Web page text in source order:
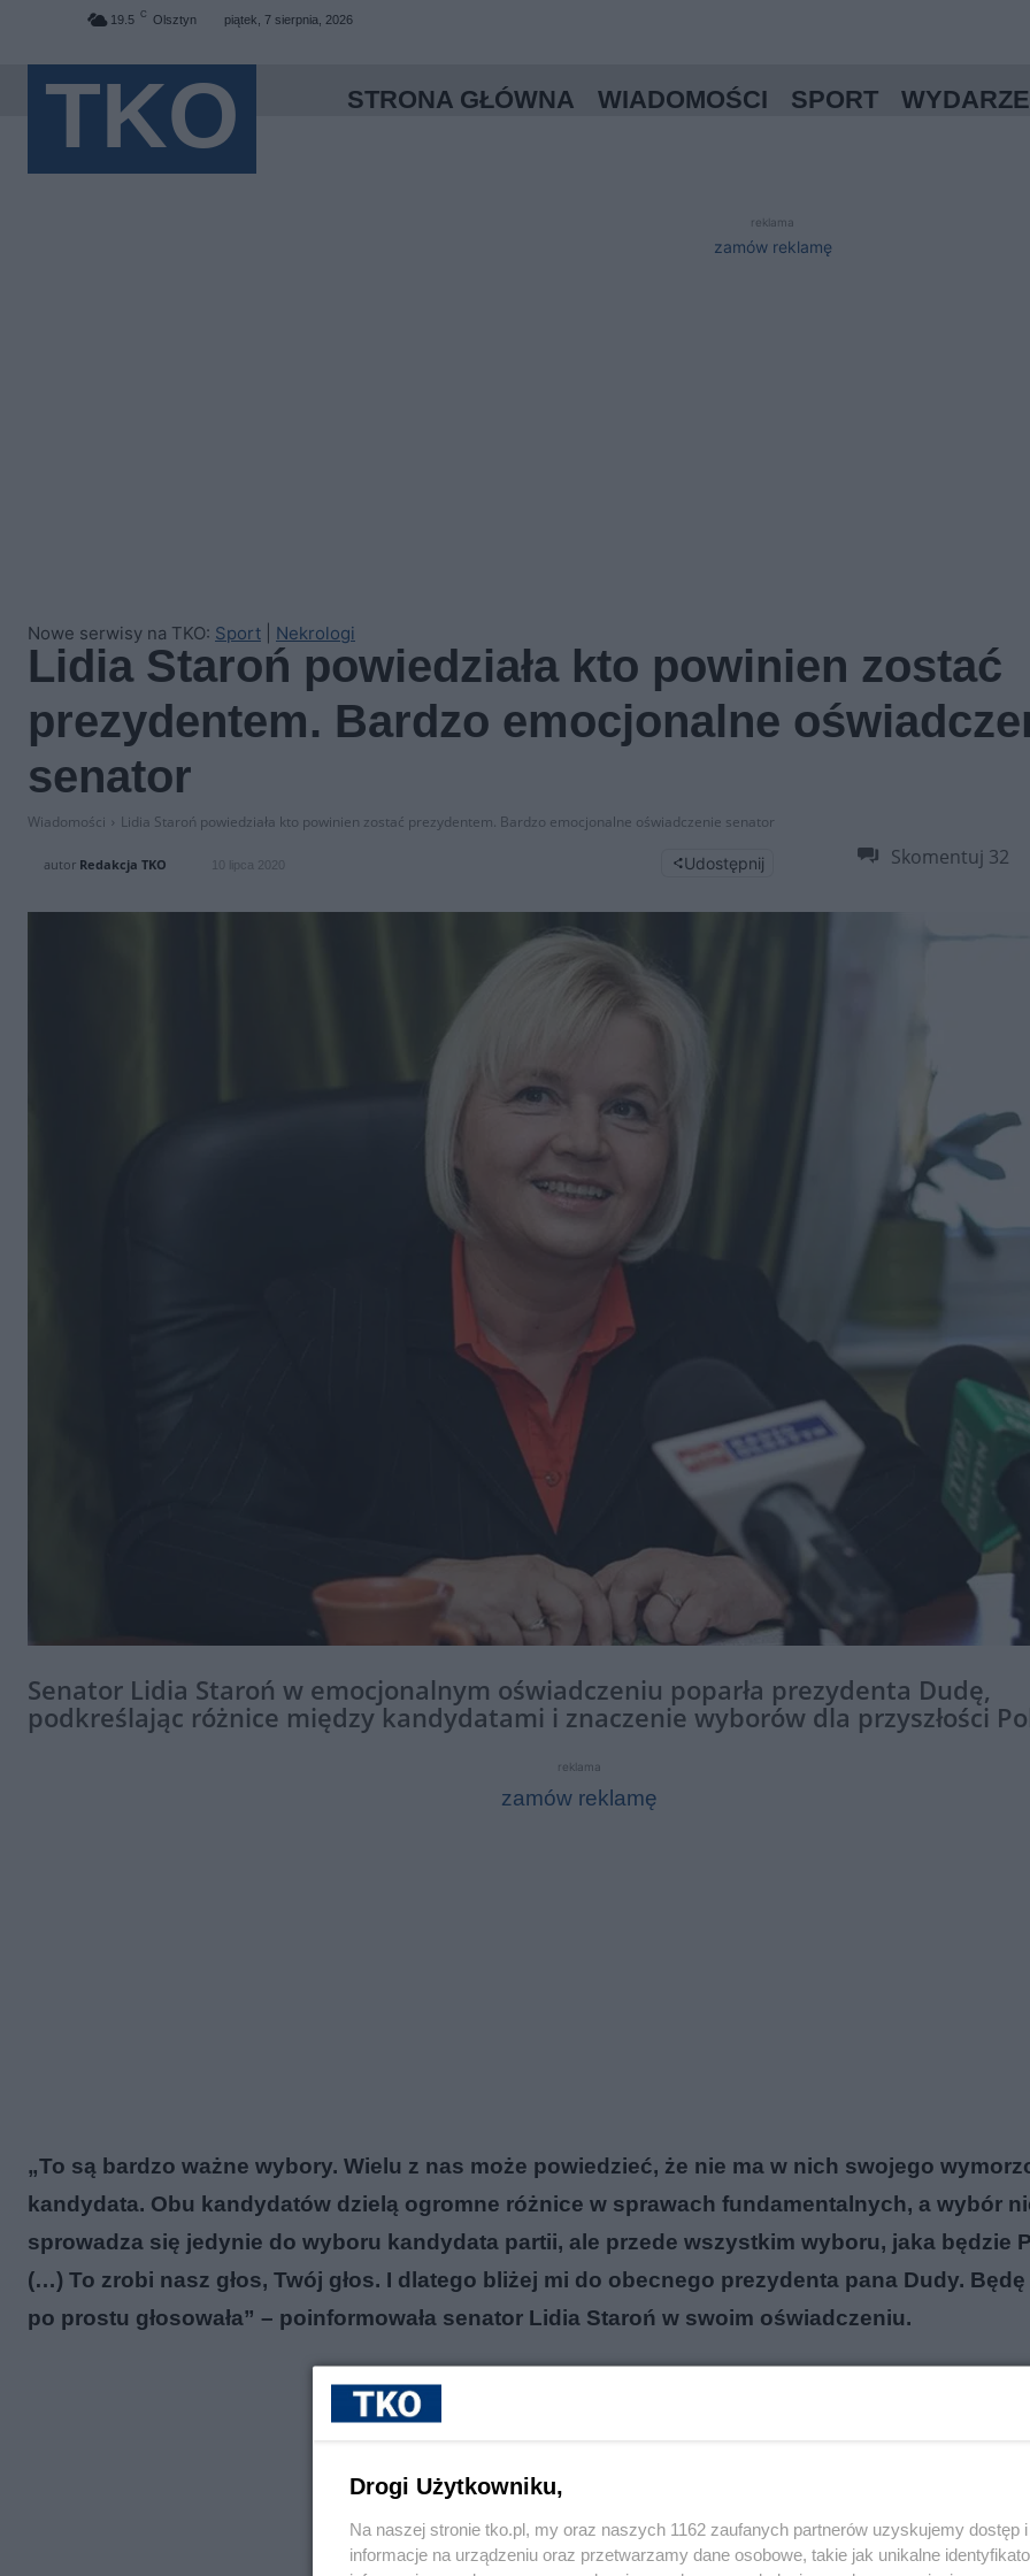
19.5 C Olsztyn piątek, 7 sierpnia, 2026
TKO STRONA GŁÓWNA WIADOMOŚCI SPORT
reklama
zamów reklamę
Nowe serwisy na TKO: Sport Nekrologi
Lidia Staroń powiedziała kto powinien zostać
prezydentem. Bardzo emocjonalne
senator
Wiadomości Lidia Staroń powiedziała kto powinien zostać prezydentem. Bardzo emocjonalne oświadczenie senator
autor Redakcja TKO 10 lipca 2020 Udostępnij Skomentuj 32
Senator Lidia Staroń w emocjonalnym oświadczeniu poparła prezydenta Dudę,
podkreślając różnice między kandydatami i znaczenie wyborów dla przyszłości
reklama
zamów reklamę
„To są bardzo ważne wybory. Wielu z nas może powiedzieć, że nie ma w nich swojego
kandydata. Obu kandydatów dzielą ogromne różnice w sprawach fundamentalnych, a wybór
sprowadza się jedynie do wyboru kandydata partii, ale przede wszystkim wyboru, jaka będzie
(…) To zrobi nasz głos, Twój głos. I dlatego bliżej mi do obecnego prezydenta pana Dudy.
po prostu głosowała” – poinformowała senator Lidia Staroń w swoim oświadczeniu.
Drogi Użytkowniku,
Na naszej stronie tko.pl, my oraz naszych 1162 zaufanych partnerów uzyskujemy dostęp
informacje na urządzeniu oraz przetwarzamy dane osobowe, takie jak unikalne